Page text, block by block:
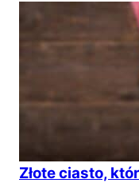
Złote ciasto,